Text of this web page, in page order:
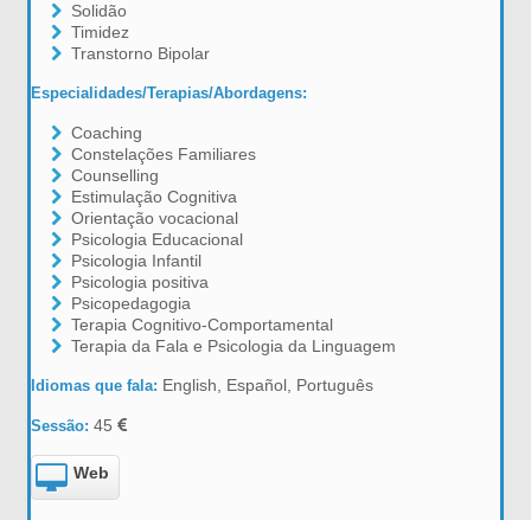
Solidão
Timidez
Transtorno Bipolar
Especialidades/Terapias/Abordagens:
Coaching
Constelações Familiares
Counselling
Estimulação Cognitiva
Orientação vocacional
Psicologia Educacional
Psicologia Infantil
Psicologia positiva
Psicopedagogia
Terapia Cognitivo-Comportamental
Terapia da Fala e Psicologia da Linguagem
Idiomas que fala: English, Español, Português
Sessão:45
Web